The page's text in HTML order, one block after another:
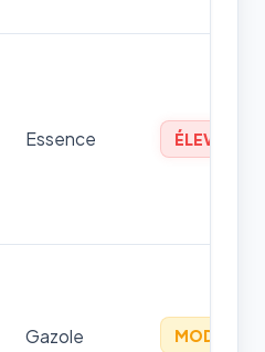
Essence ÉLEVÉ
Gazole MODÉRÉ